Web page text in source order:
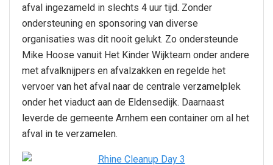
afval ingezameld in slechts 4 uur tijd. Zonder
ondersteuning en sponsoring van diverse
organisaties was dit nooit gelukt. Zo ondersteunde
Mike Hoose vanuit Het Kinder Wijkteam onder andere
met afvalknijpers en afvalzakken en regelde het
vervoer van het afval naar de centrale verzamelplek
onder het viaduct aan de Eldensedijk. Daarnaast
leverde de gemeente Arnhem een container om al het
afval in te verzamelen.